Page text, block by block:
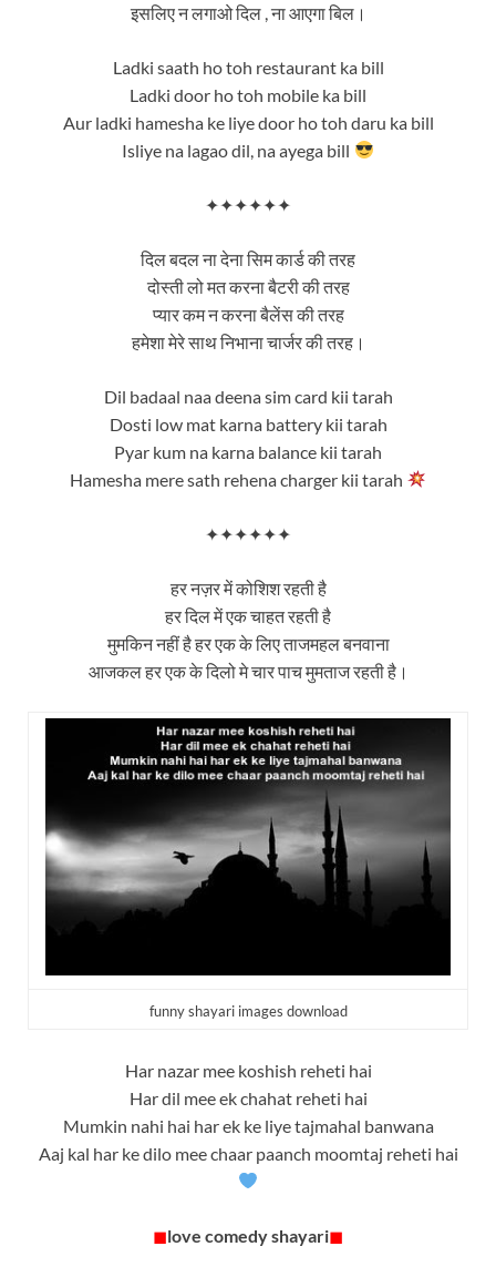
इसलिए न लगाओ दिल , ना आएगा बिल।
Ladki saath ho toh restaurant ka bill
Ladki door ho toh mobile ka bill
Aur ladki hamesha ke liye door ho toh daru ka bill
Isliye na lagao dil, na ayega bill
✦✦✦✦✦✦
दिल बदल ना देना सिम कार्ड की तरह
दोस्ती लो मत करना बैटरी की तरह
प्यार कम न करना बैलेंस की तरह
हमेशा मेरे साथ निभाना चार्जर की तरह।
Dil badaal naa deena sim card kii tarah
Dosti low mat karna battery kii tarah
Pyar kum na karna balance kii tarah
Hamesha mere sath rehena charger kii tarah
✦✦✦✦✦✦
हर नज़र में कोशिश रहती है
हर दिल में एक चाहत रहती है
मुमकिन नहीं है हर एक के लिए ताजमहल बनवाना
आजकल हर एक के दिलो मे चार पाच मुमताज रहती है।
funny shayari images download
Har nazar mee koshish reheti hai
Har dil mee ek chahat reheti hai
Mumkin nahi hai har ek ke liye tajmahal banwana
Aaj kal har ke dilo mee chaar paanch moomtaj reheti hai
◼love comedy shayari◼